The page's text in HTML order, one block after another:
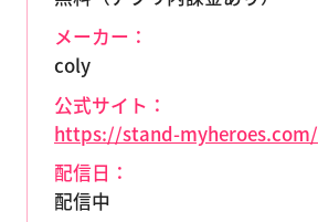
メーカー：
coly
公式サイト：
https://stand-myheroes.com/
配信日：
配信中